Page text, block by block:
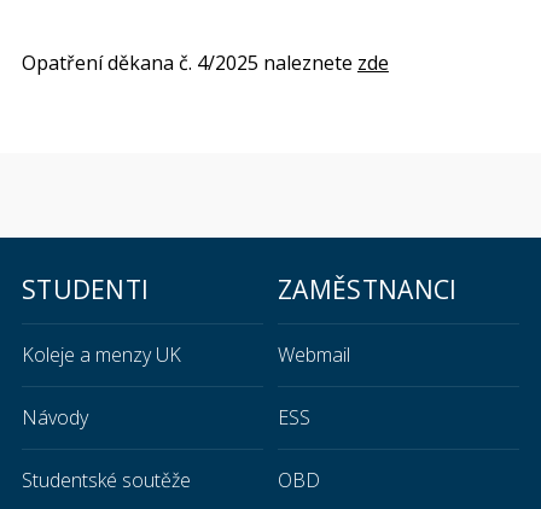
Opatření děkana č. 4/2025 naleznete zde
STUDENTI
Koleje a menzy UK
Návody
Studentské soutěže
ZAMĚSTNANCI
Webmail
ESS
OBD